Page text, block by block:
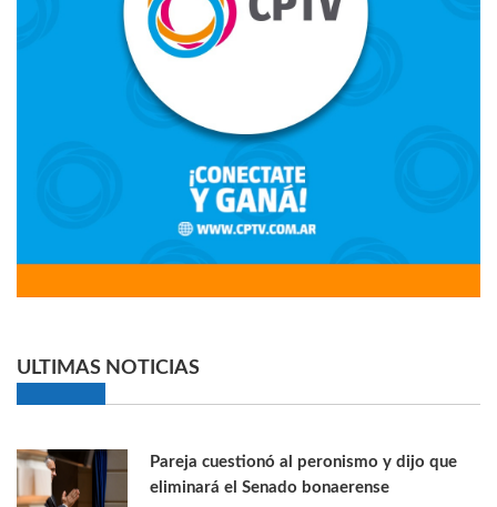
ULTIMAS NOTICIAS
Pareja cuestionó al peronismo y dijo que
eliminará el Senado bonaerense